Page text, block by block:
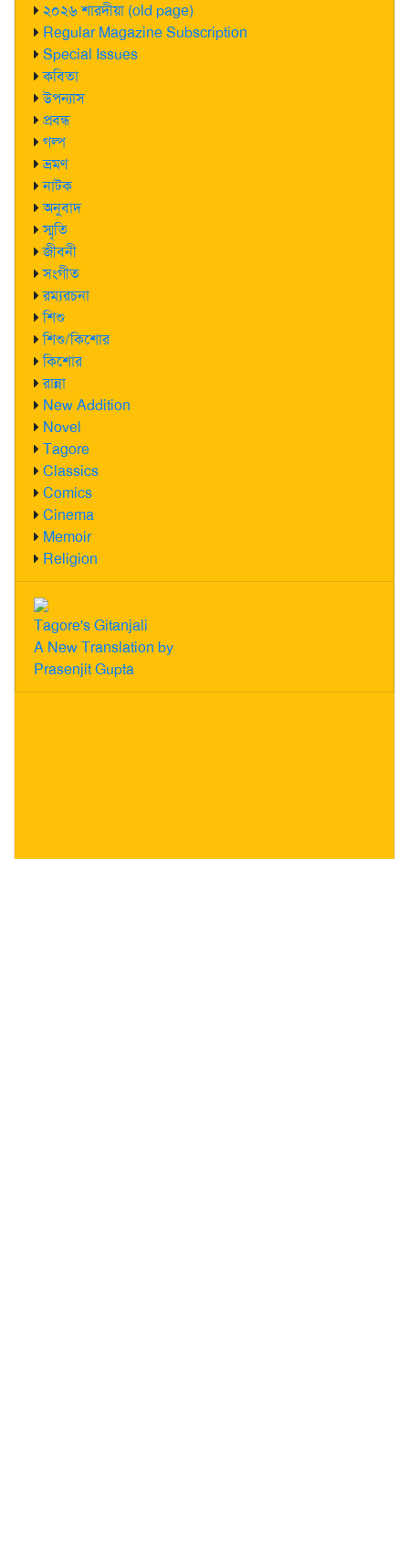
২০২৬ শারদীয়া (old page)
Regular Magazine Subscription
Special Issues
কবিতা
উপন্যাস
প্রবন্ধ
গল্প
ভ্রমণ
নাটক
অনুবাদ
স্মৃতি
জীবনী
সংগীত
রম্যরচনা
শিশু
শিশু/কিশোর
কিশোর
রান্না
New Addition
Novel
Tagore
Classics
Comics
Cinema
Memoir
Religion
Tagore's Gitanjali
A New Translation by
Prasenjit Gupta